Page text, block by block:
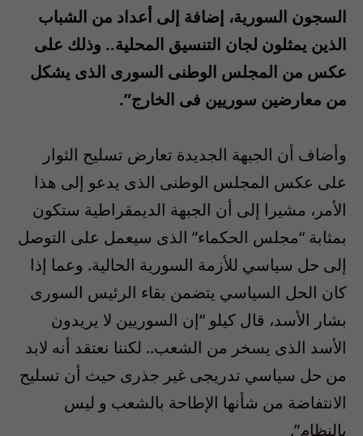
السجون السورية، إضافة إلى أعداد من الشباب
الذين يمثلون لجان التنسيق المحلية.. وذلك على
عكس من المجلس الوطنى السورى الذى يشكل
من معارضين سوريين فى الخارج”.
وأضاف أن الجبهة الجديدة تعارض تسليح الثوار
على عكس المجلس الوطنى الذى يدعو إلى هذا
الأمر، مشيرا إلى أن الجبهة الديمقراطية ستكون
بمثابة “مجلس الحكماء” الذى سيعمل على التوصل
إلى حل سياسي للأزمة السورية الحالية. وعما إذا
كان الحل السياسي يتضمن بقاء الرئيس السورى
بشار الأسد، قال كيلو “إن السوريين لا يريدون
الأسد الذى يسخر من الشعب.. لكننا نعتقد أنه لابد
من حل سياسي تدريجى غير جذرى حيث أن تسليح
الانتفاضة من شأنها الإطاحة بالشعب و ليس
بالنظام”.